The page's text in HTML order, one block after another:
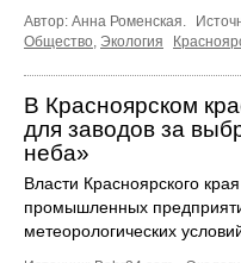
Автор: Анна Роменская.
Общество, Экология
В Красноярском
для заводов за
неба»
Власти Красноярского
промышленных
метеорологических